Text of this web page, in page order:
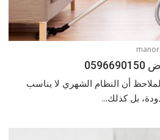
أن النظام الشهري لا يناسب
بل كذلك...